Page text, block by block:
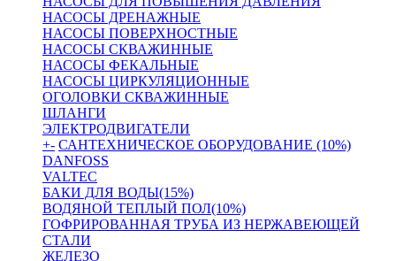
НАСОСЫ ДРЕНАЖНЫЕ
НАСОСЫ ПОВЕРХНОСТНЫЕ
НАСОСЫ СКВАЖИННЫЕ
НАСОСЫ ФЕКАЛЬНЫЕ
НАСОСЫ ЦИРКУЛЯЦИОННЫЕ
ОГОЛОВКИ СКВАЖИННЫЕ
ШЛАНГИ
ЭЛЕКТРОДВИГАТЕЛИ
+- САНТЕХНИЧЕСКОЕ ОБОРУДОВАНИЕ (10%)
DANFOSS
VALTEC
БАКИ ДЛЯ ВОДЫ(15%)
ВОДЯНОЙ ТЕПЛЫЙ ПОЛ(10%)
ГОФРИРОВАННАЯ ТРУБА ИЗ НЕРЖАВЕЮЩЕЙ
СТАЛИ
ЖЕЛЕЗО